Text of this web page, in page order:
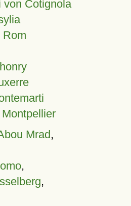
von Cotignola
Rom
Mrad,
,
,